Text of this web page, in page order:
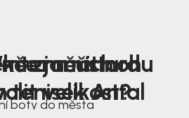
jarních
tenisek Antal
změřit nohu
velikost?
mustard
boty do města